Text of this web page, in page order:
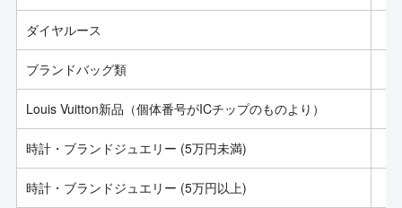
ダイヤルース
ブランドバッグ類
Louis Vuitton新品（個体番号がICチップのものより）
時計・ブランドジュエリー (5万円未満)
時計・ブランドジュエリー (5万円以上)